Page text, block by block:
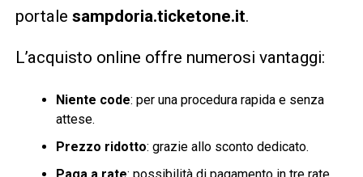
portale sampdoria.ticketone.it.
L’acquisto online offre numerosi vantaggi:
Niente code: per una procedura rapida e senza
attese.
Prezzo ridotto: grazie allo sconto dedicato.
Paga a rate: possibilità di pagamento in tre rate